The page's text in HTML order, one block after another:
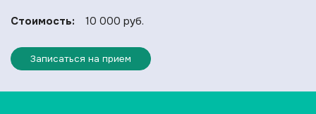
Стоимость: 10 000 руб.
Записаться на прием